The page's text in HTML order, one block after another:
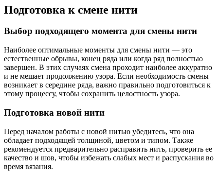
Подготовка к смене нити
Выбор подходящего момента для смены нити
Наиболее оптимальные моменты для смены нити — это
естественные обрывы, конец ряда или когда ряд полностью
завершен. В этих случаях смена проходит наиболее аккуратно
и не мешает продолжению узора. Если необходимость смены
возникает в середине ряда, важно правильно подготовиться к
этому процессу, чтобы сохранить целостность узора.
Подготовка новой нити
Перед началом работы с новой нитью убедитесь, что она
обладает подходящей толщиной, цветом и типом. Также
рекомендуется предварительно расправить нить, проверить ее
качество и шов, чтобы избежать слабых мест и распускания во
время вязания.